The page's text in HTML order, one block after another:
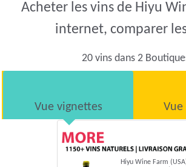
Acheter les vins de Hiyu
internet, comparer
20 vins dans 2
Vue vignettes
Hiyu Wine Farm